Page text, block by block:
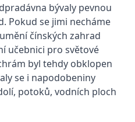
bývaly pevnou
Pokud se jimi necháme
čínských zahrad
učebnici pro světové
byl tehdy obklopen
se i napodobeniny
potoků, vodních ploch